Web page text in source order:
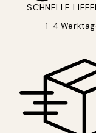
SCHNELLE
1-4